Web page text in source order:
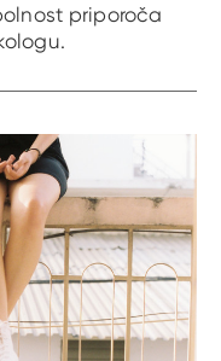
priporoča